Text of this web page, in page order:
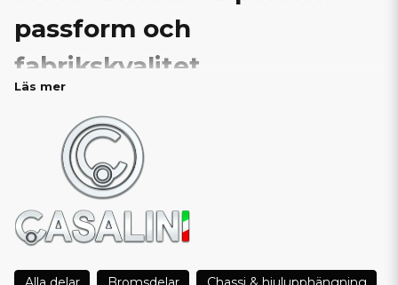
passform och
fabrikskvalitet
Hos SCP Mopedbilsdelar är vi stolta återförsäljare av
noggrant utvalt sortiment av reservdelar som är tillverkade
enligt Casalinis egna specifikationer – med samma höga krav på
kvalitet, passform och prestanda som delarna som levererades
med bilen från fabrik.
Att använda originaldelar säkerställer att din Casalini fungerar
som det är tänkt, med full kompatibilitet mellan komponenter
och system. Originaldelar ger dig trygghet och längre livslängd
Läs mer